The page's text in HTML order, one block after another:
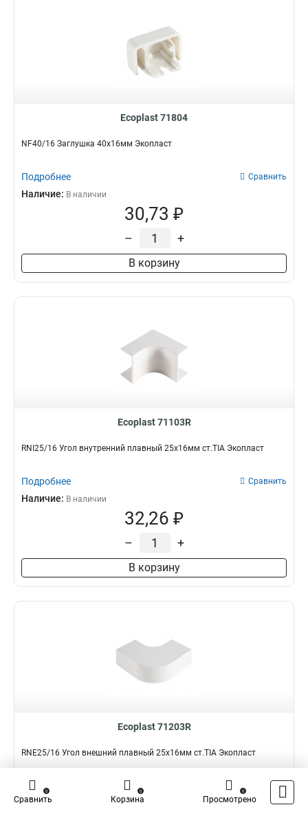
Ecoplast 71804
NF40/16 Заглушка 40х16мм Экопласт
Подробнее Сравнить
Наличие: В наличии
30,73 ₽
– +
В корзину
Ecoplast 71103R
RNI25/16 Угол внутренний плавный 25х16мм ст.TIA Экопласт
Подробнее Сравнить
Наличие: В наличии
32,26 ₽
– +
В корзину
Ecoplast 71203R
RNE25/16 Угол внешний плавный 25х16мм ст.TIA Экопласт
Подробнее Сравнить
Наличие:
Сравнить
0
Корзина
0
Просмотрено
0